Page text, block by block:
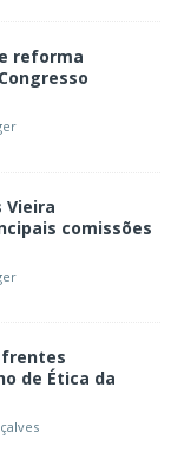
reforma
Vieira
comissões
frentes
de Ética da